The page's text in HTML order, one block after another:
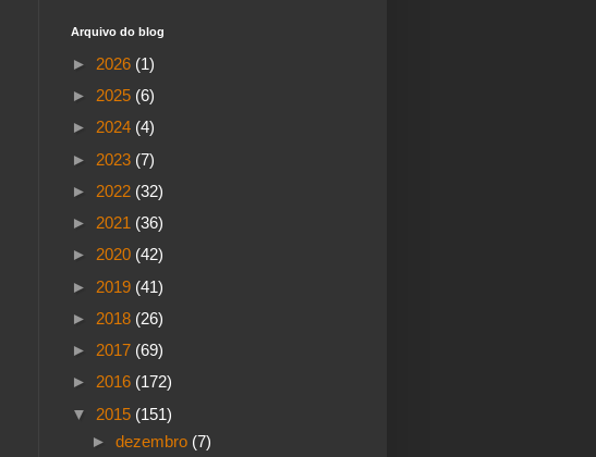
Arquivo do blog
► 2026 (1)
► 2025 (6)
► 2024 (4)
► 2023 (7)
► 2022 (32)
► 2021 (36)
► 2020 (42)
► 2019 (41)
► 2018 (26)
► 2017 (69)
► 2016 (172)
▼ 2015 (151)
► dezembro (7)